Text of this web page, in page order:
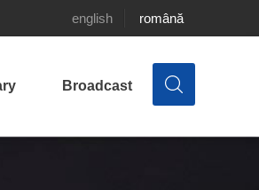
english română
Broadcast